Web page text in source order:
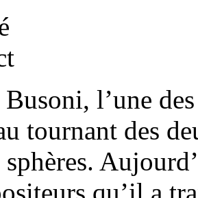
l’une
tournant des
sphères.